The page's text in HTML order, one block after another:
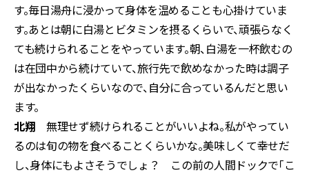
す。毎日湯舟に浸かって身体を温めることも心掛けていま
す。あとは朝に白湯とビタミンを摂るくらいで、頑張らなく
ても続けられることをやっています。朝、白湯を一杯飲むの
は在団中から続けていて、旅行先で飲めなかった時は調子
が出なかったくらいなので、自分に合っているんだと思い
ます。
北翔 無理せず続けられることがいいよね。私がやってい
るのは旬の物を食べることくらいかな。美味しくて幸せだ
し、身体にもよさそうでしょ？ この前の人間ドックで「こ